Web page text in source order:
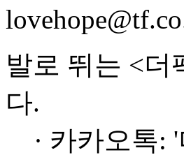
발로 뛰는 <더
다.
· 카카오톡: